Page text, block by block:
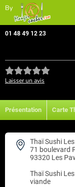
By
01 48 49 12 23
Laisser un avis
Présentation Carte
Thaï Sushi
71 boulevard
93320 Les
Thaï Sushi
viande